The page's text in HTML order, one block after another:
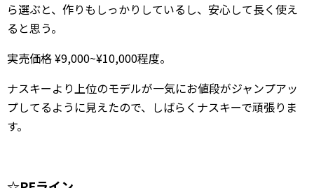
ら選ぶと、作りもしっかりしているし、安心して長く使え
ると思う。
実売価格 ¥9,000~¥10,000程度。
ナスキーより上位のモデルが一気にお値段がジャンプアッ
プしてるように見えたので、しばらくナスキーで頑張りま
す。